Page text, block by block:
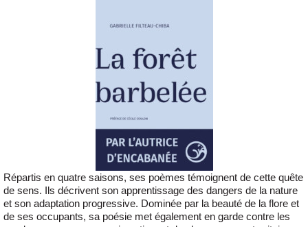
Répartis en quatre saisons, ses poèmes témoignent de cette quête
de sens. Ils décrivent son apprentissage des dangers de la nature
et son adaptation progressive. Dominée par la beauté de la flore et
de ses occupants, sa poésie met également en garde contre les